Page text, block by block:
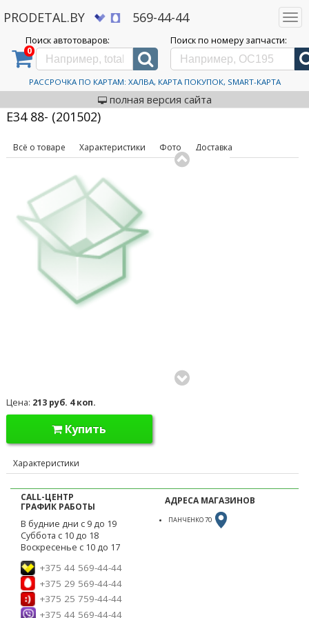
PRODETAL.BY 569-44-44
Поиск автотоваров:
0
Поиск по номеру запчасти:
РАССРОЧКА ПО КАРТАМ: ХАЛВА, КАРТА ПОКУПОК, SMART-КАРТА
полная версия сайта
Дискаунтер автозапчастей PRODETAL.BY > Каталог автотоваров > Кузовные
запчасти
Крылья Polcar > Крыло переднее правое BMW 5 E34 88- (201502)
Крыло Polcar Крыло
переднее правое BMW 5
E34 88- (201502)
код товара: 631506
Всё о товаре Характеристики Фото Доставка
Цена: 213 руб. 4 коп.
Купить
Характеристики
CALL-ЦЕНТР
ГРАФИК РАБОТЫ
В будние дни с 9 до 19
Суббота с 10 до 18
Воскресенье с 10 до 17
+375 44 569-44-44
+375 29 569-44-44
+375 25 759-44-44
+375 44 569-44-44
АДРЕСА МАГАЗИНОВ
ПАНЧЕНКО 70